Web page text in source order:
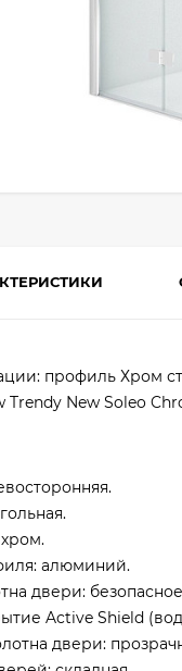
профиль Хром
New Soleo
алюминий.
двери:
Active Shield
двери: